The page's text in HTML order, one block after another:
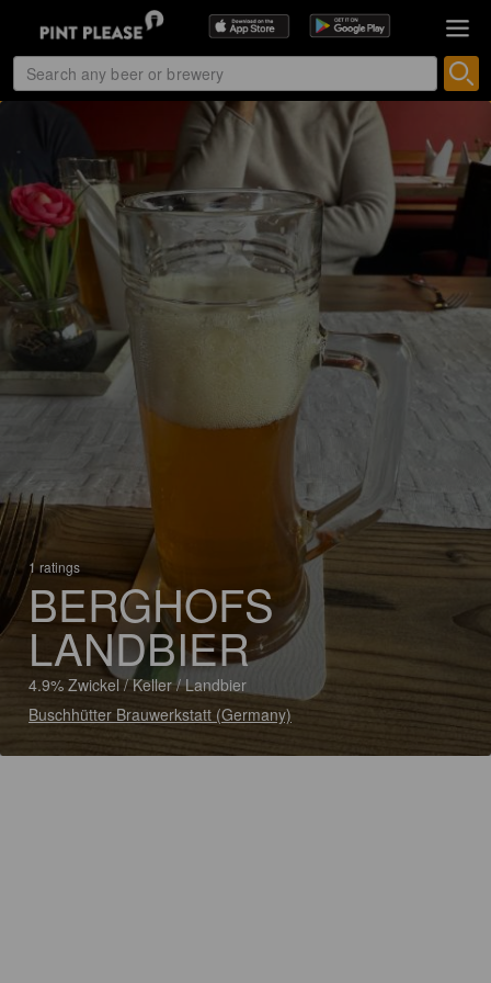
1 ratings
BERGHOFS
LANDBIER
4.9% Zwickel / Keller / Landbier
Buschhütter Brauwerkstatt (Germany)